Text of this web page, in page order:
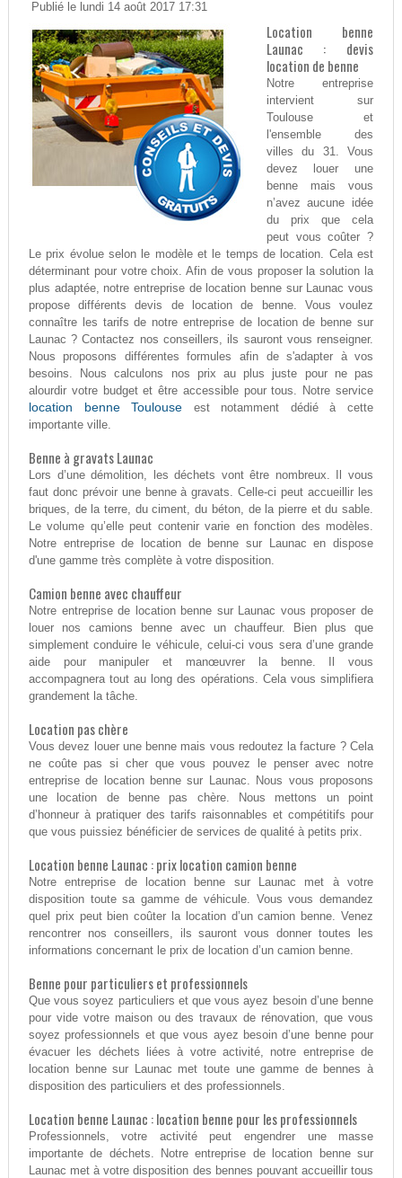
Publié le lundi 14 août 2017 17:31
Location benne
Launac : devis
location de benne
Notre entreprise
intervient sur
Toulouse et
l'ensemble des
villes du 31. Vous
devez louer une
benne mais vous
n’avez aucune idée
du prix que cela
peut vous coûter ?
Le prix évolue selon le modèle et le temps de location. Cela est
déterminant pour votre choix. Afin de vous proposer la solution la
plus adaptée, notre entreprise de location benne sur Launac vous
propose différents devis de location de benne. Vous voulez
connaître les tarifs de notre entreprise de location de benne sur
Launac ? Contactez nos conseillers, ils sauront vous renseigner.
Nous proposons différentes formules afin de s'adapter à vos
besoins. Nous calculons nos prix au plus juste pour ne pas
alourdir votre budget et être accessible pour tous. Notre service
location benne Toulouse est notamment dédié à cette
importante ville.
Benne à gravats Launac
Lors d’une démolition, les déchets vont être nombreux. Il vous
faut donc prévoir une benne à gravats. Celle-ci peut accueillir les
briques, de la terre, du ciment, du béton, de la pierre et du sable.
Le volume qu’elle peut contenir varie en fonction des modèles.
Notre entreprise de location de benne sur Launac en dispose
d'une gamme très complète à votre disposition.
Camion benne avec chauffeur
Notre entreprise de location benne sur Launac vous proposer de
louer nos camions benne avec un chauffeur. Bien plus que
simplement conduire le véhicule, celui-ci vous sera d’une grande
aide pour manipuler et manœuvrer la benne. Il vous
accompagnera tout au long des opérations. Cela vous simplifiera
grandement la tâche.
Location pas chère
Vous devez louer une benne mais vous redoutez la facture ? Cela
ne coûte pas si cher que vous pouvez le penser avec notre
entreprise de location benne sur Launac. Nous vous proposons
une location de benne pas chère. Nous mettons un point
d’honneur à pratiquer des tarifs raisonnables et compétitifs pour
que vous puissiez bénéficier de services de qualité à petits prix.
Location benne Launac : prix location camion benne
Notre entreprise de location benne sur Launac met à votre
disposition toute sa gamme de véhicule. Vous vous demandez
quel prix peut bien coûter la location d’un camion benne. Venez
rencontrer nos conseillers, ils sauront vous donner toutes les
informations concernant le prix de location d’un camion benne.
Benne pour particuliers et professionnels
Que vous soyez particuliers et que vous ayez besoin d’une benne
pour vide votre maison ou des travaux de rénovation, que vous
soyez professionnels et que vous ayez besoin d’une benne pour
évacuer les déchets liées à votre activité, notre entreprise de
location benne sur Launac met toute une gamme de bennes à
disposition des particuliers et des professionnels.
Location benne Launac : location benne pour les professionnels
Professionnels, votre activité peut engendrer une masse
importante de déchets. Notre entreprise de location benne sur
Launac met à votre disposition des bennes pouvant accueillir tous